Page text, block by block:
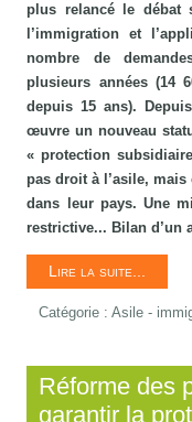
plus relancé le débat
l’immigration et
nombre de
plusieurs années (14
depuis 15 ans).
œuvre un nouveau
« protection
pas droit à l’asile,
dans leur pays. Une
restrictive... Bilan d’un
Lire la suite...
Catégorie :Asile -
Réforme des
garantir la